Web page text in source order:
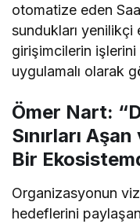
otomatize eden
sundukları
girişimcilerin
uygulamalı olarak
Ömer Nart:
Sınırları
Bir
Organizasyonun
hedeflerini